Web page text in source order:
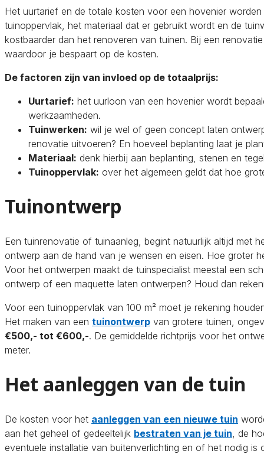
Het uurtarief en de totale kosten voor een hovenier
tuinoppervlak, het materiaal dat er gebruikt wordt en de
kostbaarder dan het renoveren van tuinen. Bij een
waardoor je bespaart op de kosten.
De factoren zijn van invloed op de totaalprijs:
Uurtarief: het uurloon van een hovenier wordt
werkzaamheden.
Tuinwerken: wil je wel of geen concept laten
renovatie uitvoeren? En hoeveel beplanting laat je
Materiaal: denk hierbij aan beplanting, stenen en
Tuinoppervlak: over het algemeen geldt dat hoe
Tuinontwerp
Een tuinrenovatie of tuinaanleg, begint natuurlijk altijd met
ontwerp aan de hand van je wensen en eisen. Hoe groter
Voor het ontwerpen maakt de tuinspecialist meestal een
ontwerp of een maquette laten ontwerpen? Houd dan
Voor een tuinoppervlak van 100 m² moet je rekening
Het maken van een tuinontwerp van grotere tuinen,
€500,- tot €600,-. De gemiddelde richtprijs voor het
meter.
Het aanleggen van de tuin
De kosten voor het aanleggen van een nieuwe tuin
aan het geheel of gedeeltelijk bestraten van je tuin , de
eventuele installatie van buitenverlichting en of het nodig